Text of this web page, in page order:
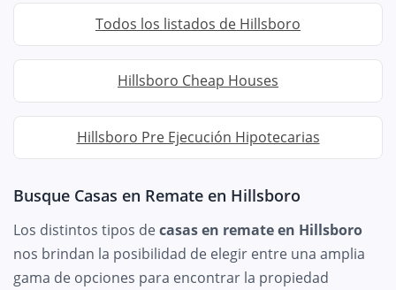
Todos los listados de Hillsboro
Hillsboro Cheap Houses
Hillsboro Pre Ejecución Hipotecarias
Busque Casas en Remate en Hillsboro
Los distintos tipos decasas en remate en Hillsboro
nos brindan la posibilidad de elegir entre una amplia
gama de opciones para encontrar la propiedad